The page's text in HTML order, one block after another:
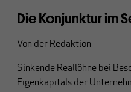
Die Konjunktur im
Von der Redaktion
Sinkende Reallöhne bei
Eigenkapitals der